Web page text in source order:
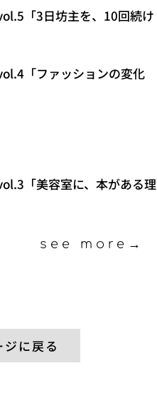
「3日坊主を、10回続け
「ファッションの変化
「美容室に、本がある理
see more→
に戻る